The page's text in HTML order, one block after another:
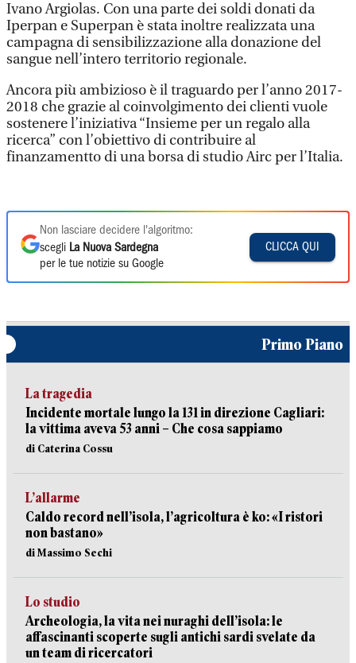
Ivano Argiolas. Con una parte dei soldi donati da
Iperpan e Superpan è stata inoltre realizzata una
campagna di sensibilizzazione alla donazione del
sangue nell’intero territorio regionale.
Ancora più ambizioso è il traguardo per l’anno 2017-
2018 che grazie al coinvolgimento dei clienti vuole
sostenere l’iniziativa “Insieme per un regalo alla
ricerca” con l’obiettivo di contribuire al
finanzamentto di una borsa di studio Airc per l’Italia.
Non lasciare decidere l'algoritmo:
scegli La Nuova Sardegna
per le tue notizie su Google
CLICCA QUI
Primo Piano
La tragedia
Incidente mortale lungo la 131 in direzione Cagliari:
la vittima aveva 53 anni – Che cosa sappiamo
di Caterina Cossu
L’allarme
Caldo record nell’isola, l’agricoltura è ko: «I ristori
non bastano»
di Massimo Sechi
Lo studio
Archeologia, la vita nei nuraghi dell’isola: le
affascinanti scoperte sugli antichi sardi svelate da
un team di ricercatori